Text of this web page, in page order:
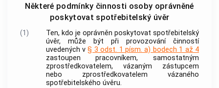
Některé podmínky činnosti osoby oprávněné
poskytovat spotřebitelský úvěr
(1) Ten, kdo je oprávněn poskytovat spotřebitelský
úvěr, může být při provozování činností
uvedených v§ 3 odst. 1 písm. a) bodech 1 až 4
zastoupenpracovníkem, samostatným
zprostředkovatelem, vázaným zástupcem
nebo zprostředkovatelem vázaného
spotřebitelského úvěru.